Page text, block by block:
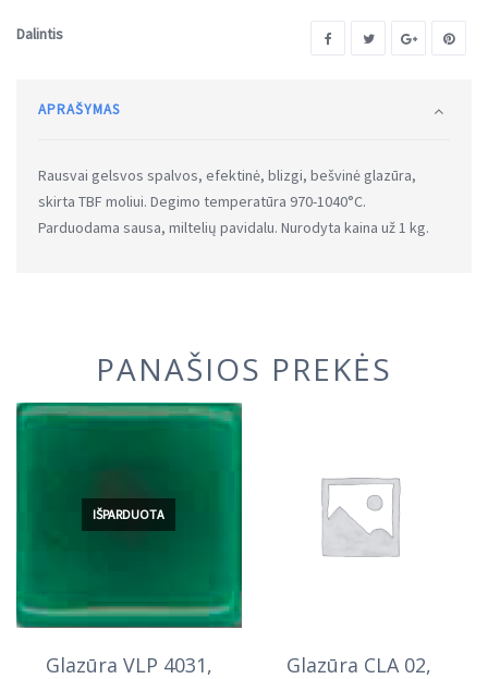
Dalintis
APRAŠYMAS
Rausvai gelsvos spalvos, efektinė, blizgi, bešvinė glazūra,
skirta TBF moliui. Degimo temperatūra 970-1040°C.
Parduodama sausa, miltelių pavidalu. Nurodyta kaina už 1 kg.
PANAŠIOS PREKĖS
IŠPARDUOTA
Glazūra VLP 4031,
Glazūra CLA 02,